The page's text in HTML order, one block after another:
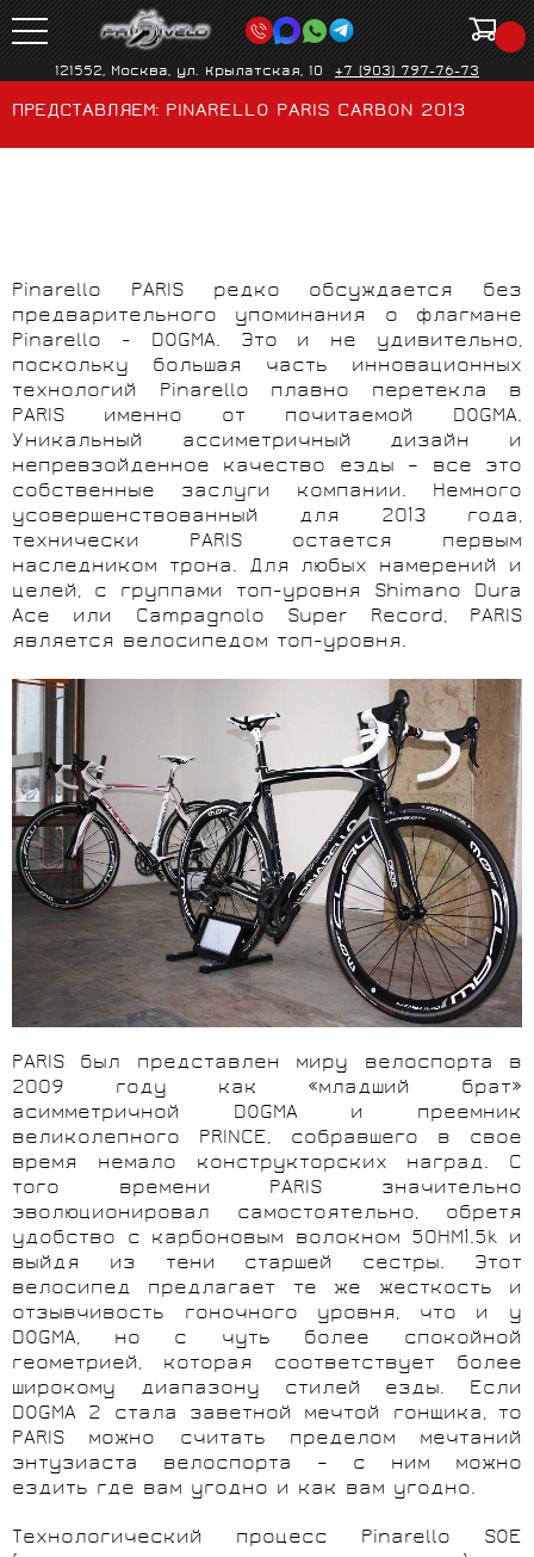
121552, Москва, ул. Крылатская, 10 +7 (903) 797-76-73
ПРЕДСТАВЛЯЕМ: PINARELLO PARIS CARBON 2013
Pinarello PARISредко обсуждается без
предварительного упоминания о флагмане
Pinarello - DOGMA. Это и не удивительно,
поскольку большая часть инновационных
технологий Pinarello плавно перетекла в
PARIS именно от почитаемой DOGMA.
Уникальный ассиметричный дизайн и
непревзойденное качество езды – все это
собственные заслуги компании. Немного
усовершенствованный для 2013 года,
технически PARIS
остается первым
наследником трона. Для любых намерений и
целей, с группами топ-уровня Shimano
Dura
Ace или Campagnolo Super Record, PARIS
является велосипедом топ-уровня.
PARIS
был представлен миру велоспорта в
2009 году как «младший брат»
асимметричной DOGMAи преемник
великолепного PRINCE, собравшего в свое
время немало конструкторских наград. С
того времени PARIS значительно
эволюционировал самостоятельно, обретя
удобство с карбоновым волокном 50HM1.5k и
выйдя из тени старшей сестры. Этот
велосипед предлагает те же жесткость и
отзывчивость гоночного уровня, что и у
DOGMA, но с чуть более спокойной
геометрией, которая соответствует более
широкому диапазону стилей езды. Если
DOGMA 2 стала заветной мечтой гонщика, то
PARIS можно считать пределом мечтаний
энтузиаста велоспорта – с ним можно
ездить где вам угодно и как вам угодно.
Технологический процесс Pinarello SOE